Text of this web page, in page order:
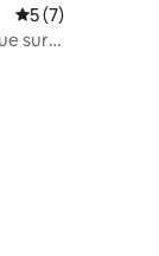
: 4,88 sur 5
Évaluation
5 (7)
sur